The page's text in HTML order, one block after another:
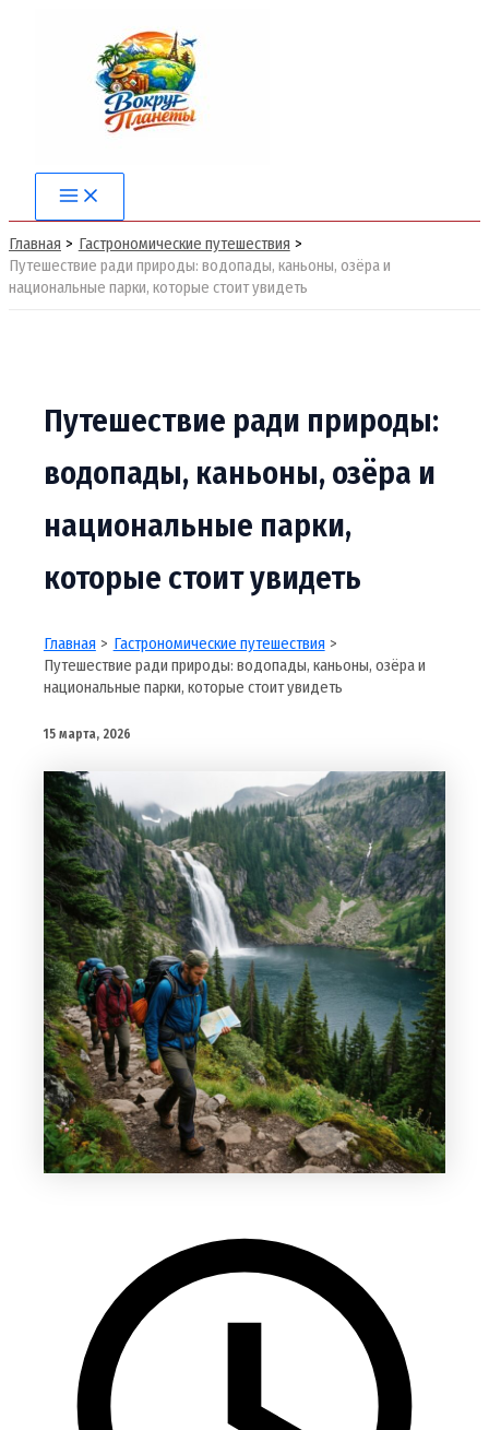
содержимому
Main
Menu
Главная
Гастрономические путешествия
Путешествие ради природы: водопады, каньоны, озёра и
национальные парки, которые стоит увидеть
Путешествие ради природы:
водопады, каньоны, озёра и
национальные парки,
которые стоит увидеть
Главная
Гастрономические путешествия
Путешествие ради природы: водопады, каньоны, озёра и
национальные парки, которые стоит увидеть
15 марта, 2026